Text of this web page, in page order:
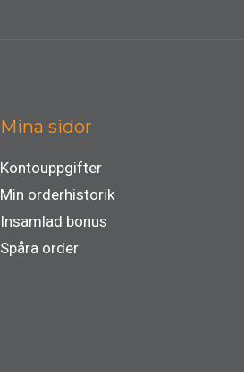
Mina sidor
Kontouppgifter
Min orderhistorik
Insamlad bonus
Spåra order